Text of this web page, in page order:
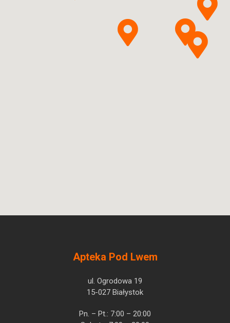
Apteka Pod Lwem
ul. Ogrodowa 19
15-027 Białystok
Pn. – Pt.: 7:00 – 20:00